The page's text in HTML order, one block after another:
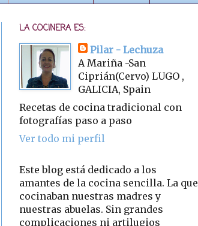
LA COCINERA ES:
Pilar - Lechuza
A Mariña -San
Ciprián(Cervo) LUGO ,
GALICIA, Spain
Recetas de cocina tradicional con
fotografías paso a paso
Ver todo mi perfil
Este blog está dedicado a los
amantes de la cocina sencilla. La que
cocinaban nuestras madres y
nuestras abuelas. Sin grandes
complicaciones ni artilugios